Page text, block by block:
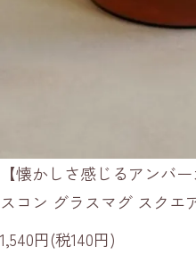
【懐かしさ感じるアンバ
スコン グラスマグ スクエ
1,540円(税140円)